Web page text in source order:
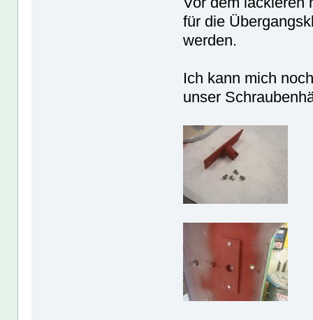
für die
werden.
Ich kann mich
unser